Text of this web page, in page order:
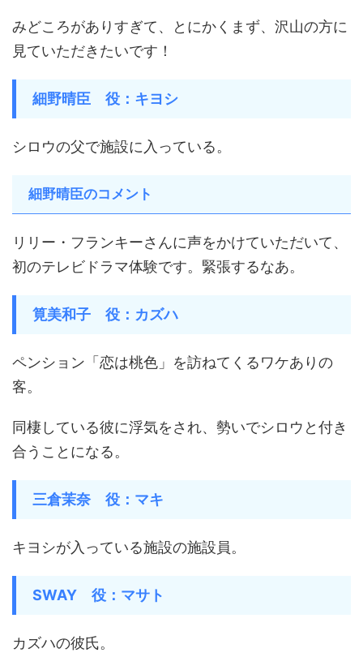
みどころがありすぎて、とにかくまず、沢山の方に
見ていただきたいです！
細野晴臣 役：キヨシ
シロウの父で施設に入っている。
細野晴臣のコメント
リリー・フランキーさんに声をかけていただいて、
初のテレビドラマ体験です。緊張するなあ。
筧美和子 役：カズハ
ペンション「恋は桃色」を訪ねてくるワケありの
客。
同棲している彼に浮気をされ、勢いでシロウと付き
合うことになる。
三倉茉奈 役：マキ
キヨシが入っている施設の施設員。
SWAY 役：マサト
カズハの彼氏。